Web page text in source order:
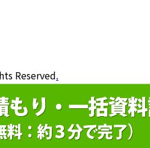
Reserved.